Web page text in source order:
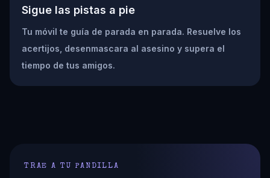
Sigue las pistas a pie
Tu móvil te guía de parada en parada. Resuelve los
acertijos, desenmascara al asesino y supera el
tiempo de tus amigos.
TRAE A TU PANDILLA